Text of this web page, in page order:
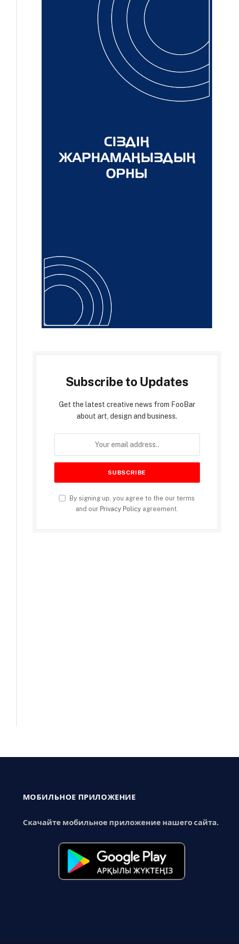
Subscribe to Updates
Get the latest creative news from FooBar
about art, design and business.
By signing up, you agree to the our terms
and our Privacy Policy agreement.
МОБИЛЬНОЕ ПРИЛОЖЕНИЕ
Скачайте мобильное приложение нашего сайта.